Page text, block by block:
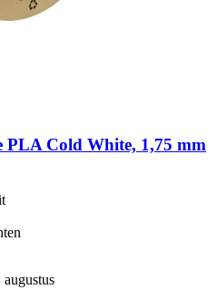
PLA Cold White, 1,75 mm